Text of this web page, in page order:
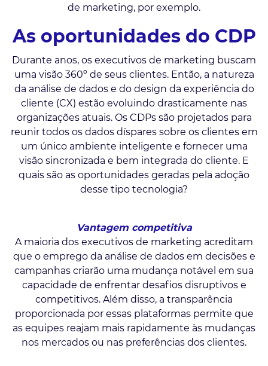
de marketing, por exemplo.
As oportunidades do CDP
Durante anos, os executivos de marketing buscam
uma visão 360º de seus clientes. Então, a natureza
da análise de dados e do design da experiência do
cliente (CX) estão evoluindo drasticamente nas
organizações atuais. Os CDPs são projetados para
reunir todos os dados díspares sobre os clientes em
um único ambiente inteligente e fornecer uma
visão sincronizada e bem integrada do cliente. E
quais são as oportunidades geradas pela adoção
desse tipo tecnologia?
Vantagem competitiva
A maioria dos executivos de marketing acreditam
que o emprego da análise de dados em decisões e
campanhas criarão uma mudança notável em sua
capacidade de enfrentar desafios disruptivos e
competitivos. Além disso, a transparência
proporcionada por essas plataformas permite que
as equipes reajam mais rapidamente às mudanças
nos mercados ou nas preferências dos clientes.